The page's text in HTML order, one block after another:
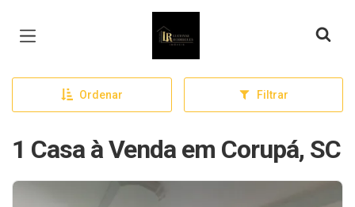
Página inicial
Ordenar Filtrar
1 Casa à Venda em Corupá, SC